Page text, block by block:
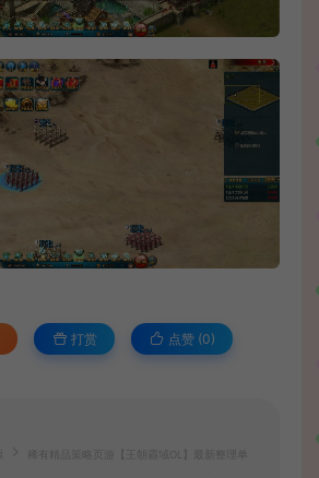
打赏 点赞 (0)
稀有精品策略页游【王朝霸域OL】最新整理单